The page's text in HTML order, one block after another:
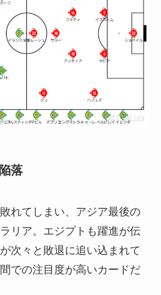
落
れてしまい、アジア最後の
リア。エジプトも躍進が伝
次々と敗退に追い込まれて
での注目度が高いカードだ